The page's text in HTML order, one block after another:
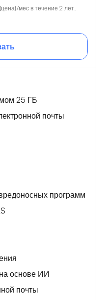
мес в течение 2 лет.
25 ГБ
почты
программ
основе ИИ
почты